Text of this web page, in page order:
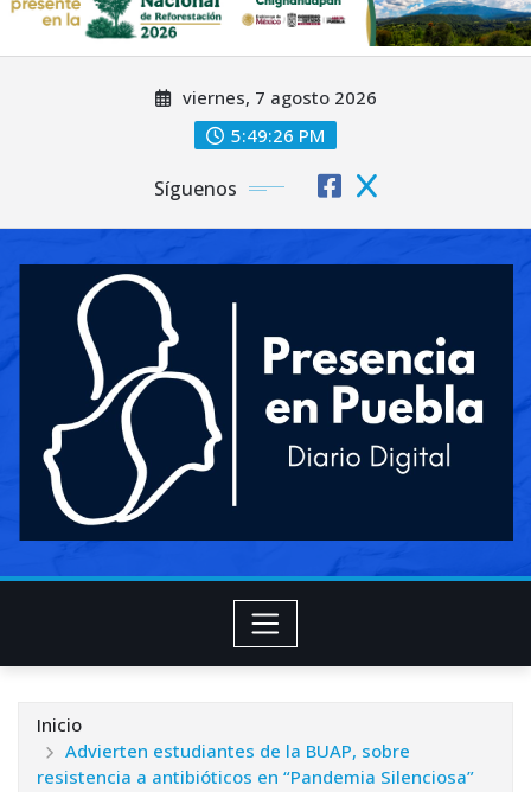
viernes, 7 agosto 2026
5:49:28 PM
Síguenos
Inicio
Advierten estudiantes de la BUAP, sobre
resistencia a antibióticos en “Pandemia Silenciosa”